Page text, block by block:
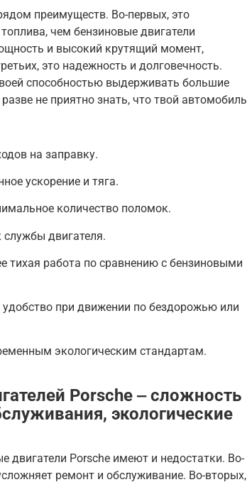
преимуществ. Во-первых, это
чем бензиновые двигатели
и высокий крутящий момент,
это надежность и долговечность.
способностью выдерживать большие
не приятно знать, что твой автомобиль
на заправку.
ускорение и тяга.
количество поломок.
службы двигателя.
работа по сравнению с бензиновыми
удобство при движении по бездорожью или
экологическим стандартам.
Porsche ‒ сложность
экологические
двигатели Porsche имеют и недостатки. Во-
ремонт и обслуживание. Во-вторых,